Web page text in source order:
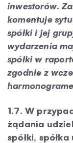
inwestorów.
komentuje
spółki i jej
wydarzenia
spółki w
zgodnie z
1.7. W
żądania
spółki,